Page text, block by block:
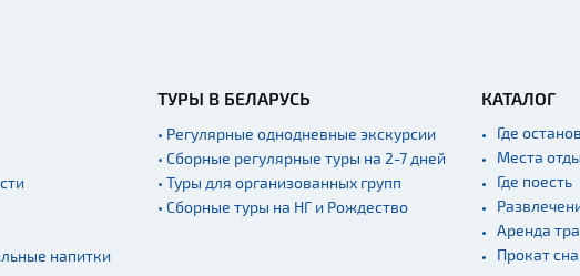
напитки
ТУРЫ В БЕЛАРУСЬ
• Регулярные однодневные экскурсии
• Сборные регулярные туры на 2-7 дней
• Туры для организованных групп
• Сборные туры на НГ и Рождество
КАТАЛОГ
Где
Места
Где поесть
Аренда
Прокат